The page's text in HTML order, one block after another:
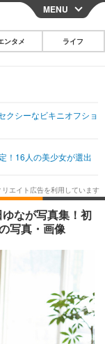
CLOSE
その他
映画・ドラマ
韓国・芸能
スポーツ
グルメ
ショッピング
MENU
ンタメ ライフ
クシーなビキニオフショ
！16人の美少女が選出
なが写真集！初
写真・画像